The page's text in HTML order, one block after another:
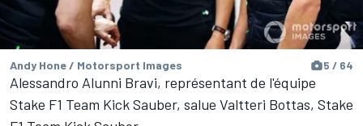
Andy Hone / Motorsport Images 5 / 64
Alessandro Alunni Bravi, représentant de l'équipe
Stake F1 Team Kick Sauber, salue Valtteri Bottas, Stake